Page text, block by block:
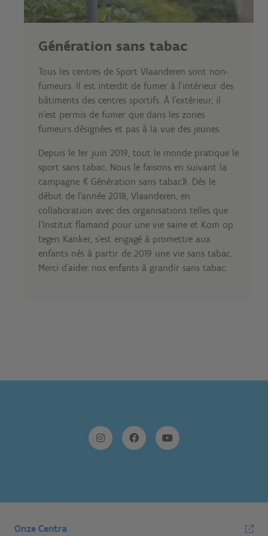
Génération sans tabac
Tous les centres de Sport Vlaanderen sont non-
fumeurs. Il est interdit de fumer à l'intérieur des
bâtiments des centres sportifs. À l'extérieur, il
n'est permis de fumer que dans les zones
fumeurs désignées et pas à la vue des jeunes.
Depuis le 1er juin 2019, tout le monde pratique le
sport sans tabac. Nous le faisons en suivant la
campagne « Génération sans tabac». Dès le
début de l'année 2018, Vlaanderen, en
collaboration avec des organisations telles que
l'Institut flamand pour une vie saine et Kom op
tegen Kanker, s'est engagé à promettre aux
enfants nés à partir de 2019 une vie sans tabac.
Merci d'aider nos enfants à grandir sans tabac.
Onze Centra